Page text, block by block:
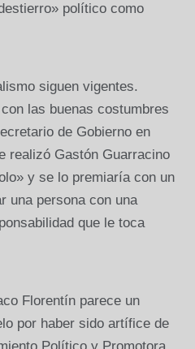
político como
siguen vigentes.
las buenas costumbres
de Gobierno en
realizó Gastón Guarracino
y se lo premiaría con un
una persona con una
que le toca
Florentín parece un
por haber sido artífice de